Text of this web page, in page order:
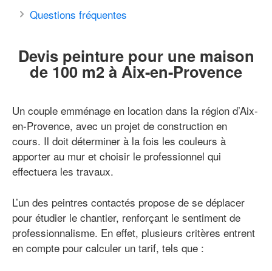
Questions fréquentes
Devis peinture pour une maison
de 100 m2 à Aix-en-Provence
Un couple emménage en location dans la région d’Aix-
en-Provence, avec un projet de construction en
cours. Il doit déterminer à la fois les couleurs à
apporter au mur et choisir le professionnel qui
effectuera les travaux.
L’un des peintres contactés propose de se déplacer
pour étudier le chantier, renforçant le sentiment de
professionnalisme. En effet, plusieurs critères entrent
en compte pour calculer un tarif, tels que :